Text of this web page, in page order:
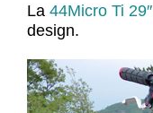
La 44Micro Ti 29″
design.